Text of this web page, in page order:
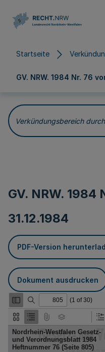
Startseite
GV. NRW. 1984 Nr. 76
Verkündungsbereich
GV. NRW. 1984
31.12.1984
PDF-Version
Dokument ausdrucken